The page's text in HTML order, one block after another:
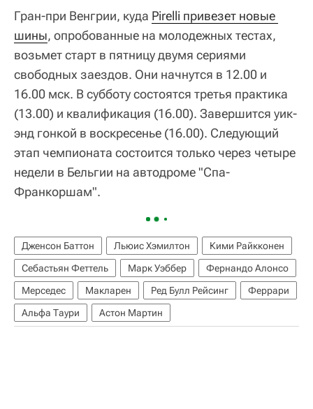
Гран-при Венгрии, куда Pirelli привезет новые
шины, опробованные на молодежных тестах,
возьмет старт в пятницу двумя сериями
свободных заездов. Они начнутся в 12.00 и
16.00 мск. В субботу состоятся третья практика
(13.00) и квалификация (16.00). Завершится уик-
энд гонкой в воскресенье (16.00). Следующий
этап чемпионата состоится только через четыре
недели в Бельгии на автодроме "Спа-
Франкоршам".
Дженсон Баттон Льюис Хэмилтон
Кими Райкконен
Себастьян Феттель
Марк Уэббер
Фернандо Алонсо
Мерседес
Макларен Ред Булл Рейсинг
Феррари
Альфа Таури
Астон Мартин